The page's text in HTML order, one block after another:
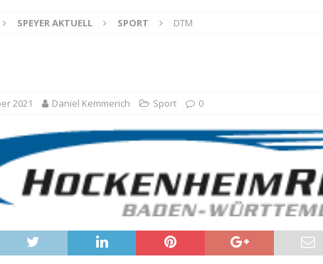
[ 17. März 2024 ]
Personensuche / Vermisst
[ 29. Februar 2024 ] Personensuche / Vermisst
[ 6. Februar 2024 ]
Aktuelle Warnmeldung der Polizei
[ 16. Dezember 2023 ] Personensuche / Öffentlichkeitsfahndung
[ 11. November 2023 ] Personensuche / Vermisste Person
[ 19. Oktober 2023 ]
Öffentlichkeitsfahndung
BLAULICHTMELDUNGEN
SPEYER AKTUELL SPORT DTM
2021 Daniel Kemmerich Sport 0